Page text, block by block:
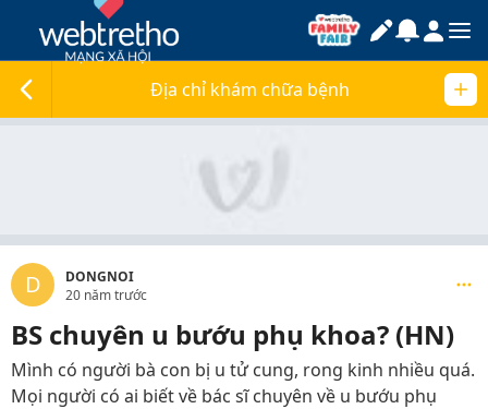
Địa chỉ khám chữa bệnh
D
DONGNOI
20 năm trước
BS chuyên u bướu phụ khoa? (HN)
Mình có người bà con bị u tử cung, rong kinh nhiều quá.
Mọi người có ai biết về bác sĩ chuyên về u bướu phụ